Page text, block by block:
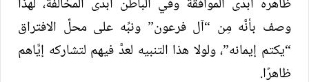
وصف بأنَّه مِن “آل فرعون” ونبِّه على محلِّ الافتراق
“يكتم إيمانه”، ولولا هذا التنبيه لعدَّ فيهم لتشاركه إيَّاهم
ظاهرًا.